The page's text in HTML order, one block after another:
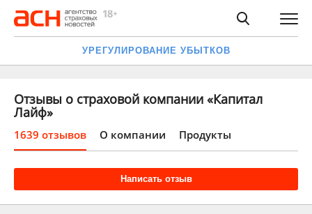
УРЕГУЛИРОВАНИЕ УБЫТКОВ
Отзывы о страховой компании «Капитал
Лайф»
1639 отзывов О компании Продукты
Написать отзыв